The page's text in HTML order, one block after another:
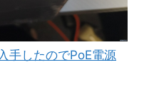
手したのでPoE電源